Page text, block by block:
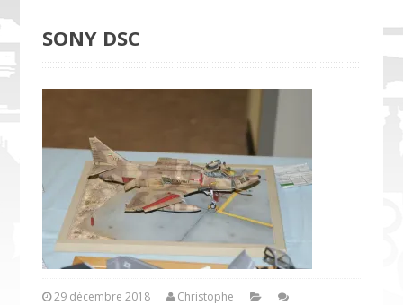
SONY DSC
29 décembre 2018
Christophe